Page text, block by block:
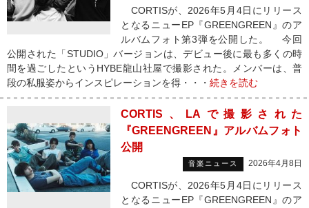
CORTISが、2026年5月4日にリリース
となるニューEP『GREENGREEN』のア
ルバムフォト第3弾を公開した。 今回
公開された「STUDIO」バージョンは、デビュー後に最も多くの時
間を過ごしたというHYBE龍山社屋で撮影された。メンバーは、普
段の私服姿からインスピレーションを得・・・ 続きを読む
CORTIS、LAで撮影された
『GREENGREEN』アルバムフォト
公開
音楽ニュース 2026年4月8日
CORTISが、2026年5月4日にリリース
となるニューEP『GREENGREEN』のア